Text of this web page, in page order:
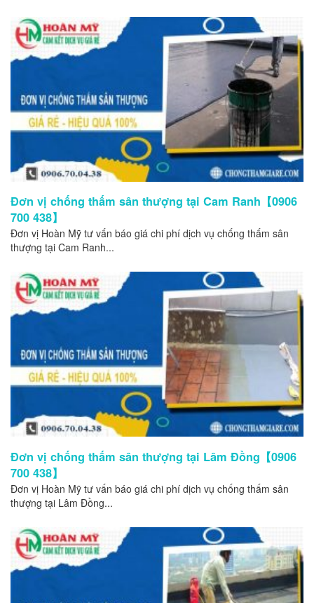
Đơn vị chống thấm sân thượng tại Cam Ranh【0906
700 438】
Đơn vị Hoàn Mỹ tư vấn báo giá chi phí dịch vụ chống thấm sân
thượng tại Cam Ranh...
Đơn vị chống thấm sân thượng tại Lâm Đồng【0906
700 438】
Đơn vị Hoàn Mỹ tư vấn báo giá chi phí dịch vụ chống thấm sân
thượng tại Lâm Đồng...